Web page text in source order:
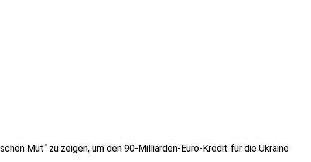
Mut“ zu zeigen, um den 90-Milliarden-Euro-Kredit für die Ukraine